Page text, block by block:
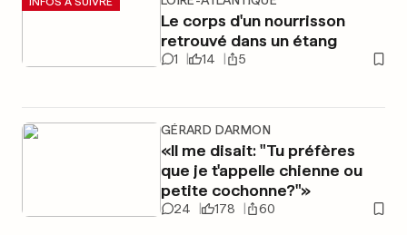
Le corps d'un nourrisson
retrouvé dans un étang
1 14 5
GÉRARD DARMON
«Il me disait: "Tu préfères
que je t'appelle chienne ou
petite cochonne?"»
24 178 60